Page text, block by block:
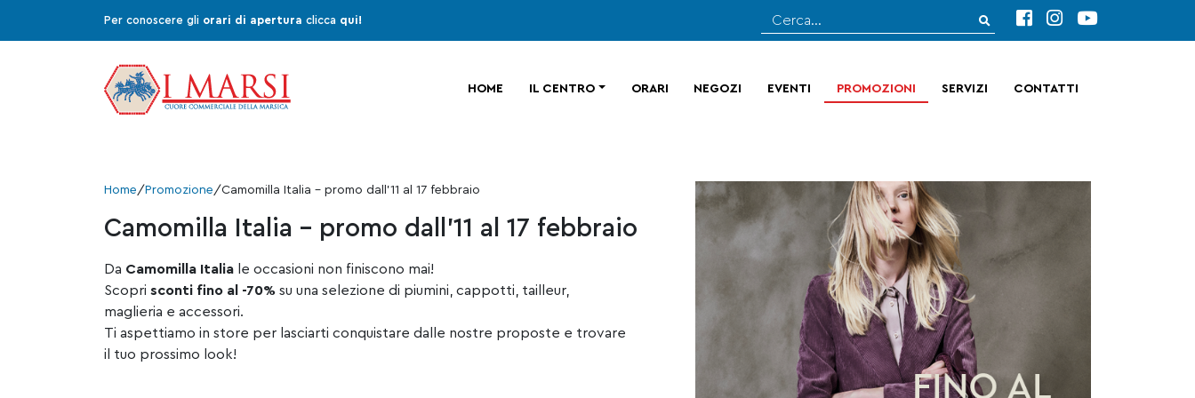
Per conoscere gli orari di apertura clicca qui!
HOME IL CENTRO ORARI NEGOZI EVENTI PROMOZIONI SERVIZI CONTATTI
Home/ Promozione/Camomilla Italia – promo dall’11 al 17 febbraio
Camomilla Italia – promo dall’11 al 17 febbraio
Da Camomilla Italia le occasioni non finiscono mai!
Scopri sconti fino al -70% su una selezione di piumini, cappotti, tailleur,
maglieria e accessori.
Ti aspettiamo in store per lasciarti conquistare dalle nostre proposte e trovare
il tuo prossimo look!